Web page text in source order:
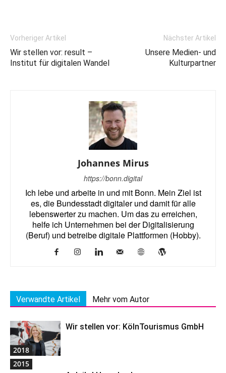
Vorheriger Artikel
Wir stellen vor: result –
Institut für digitalen Wandel
Nächster Artikel
Unsere Medien- und
Kulturpartner
Johannes Mirus
https://bonn.digital
Ich lebe und arbeite in und mit Bonn. Mein Ziel ist
es, die Bundesstadt digitaler und damit für alle
lebenswerter zu machen. Um das zu erreichen,
helfe ich Unternehmen bei der Digitalisierung
(Beruf) und betreibe digitale Plattformen (Hobby).
Verwandte Artikel Mehr vom Autor
2018
Wir stellen vor: KölnTourismus GmbH
2015